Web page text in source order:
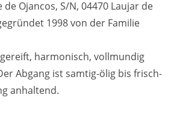
de Ojancos, S/N, 04470 Laujar de
1998 von der Familie
harmonisch, vollmundig
Abgang ist samtig-ölig bis frisch-
anhaltend.